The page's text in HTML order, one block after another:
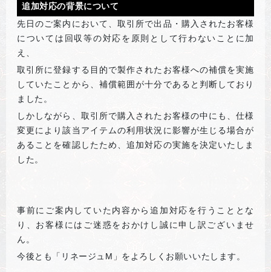
追加対応の背景について
先日のご案内において、取引所で出品・購入されたお客様
については回収等の対応を原則として行わないことに加
え、
取引所に登録する目的で製作されたお客様への補償を実施
していたことから、補償範囲が十分であると判断しており
ました。
しかしながら、取引所で購入されたお客様の中にも、仕様
変更により該当アイテムの利用状況に影響が生じる場合が
あることを確認したため、追加対応の実施を決定いたしま
した。
事前にご案内していた内容から追加対応を行うこととな
り、お客様にはご迷惑をおかけし誠に申し訳ございませ
ん。
今後とも「リネージュM」をよろしくお願いいたします。